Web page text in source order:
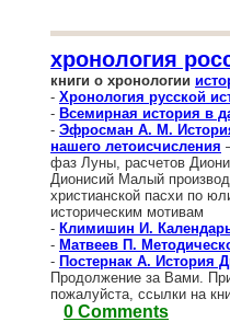
хронология
книги о хронологии
- Хронология русской
- Всемирная история в
- Эфросман А. М.
нашего летоисчисления
фаз Луны, расчетов
Дионисий Малый
христианской пасхи по
историческим мотивам
- Климишин И.
- Матвеев П.
- Постернак А. История
Продолжение за Вами.
пожалуйста, ссылки на
0 Comments